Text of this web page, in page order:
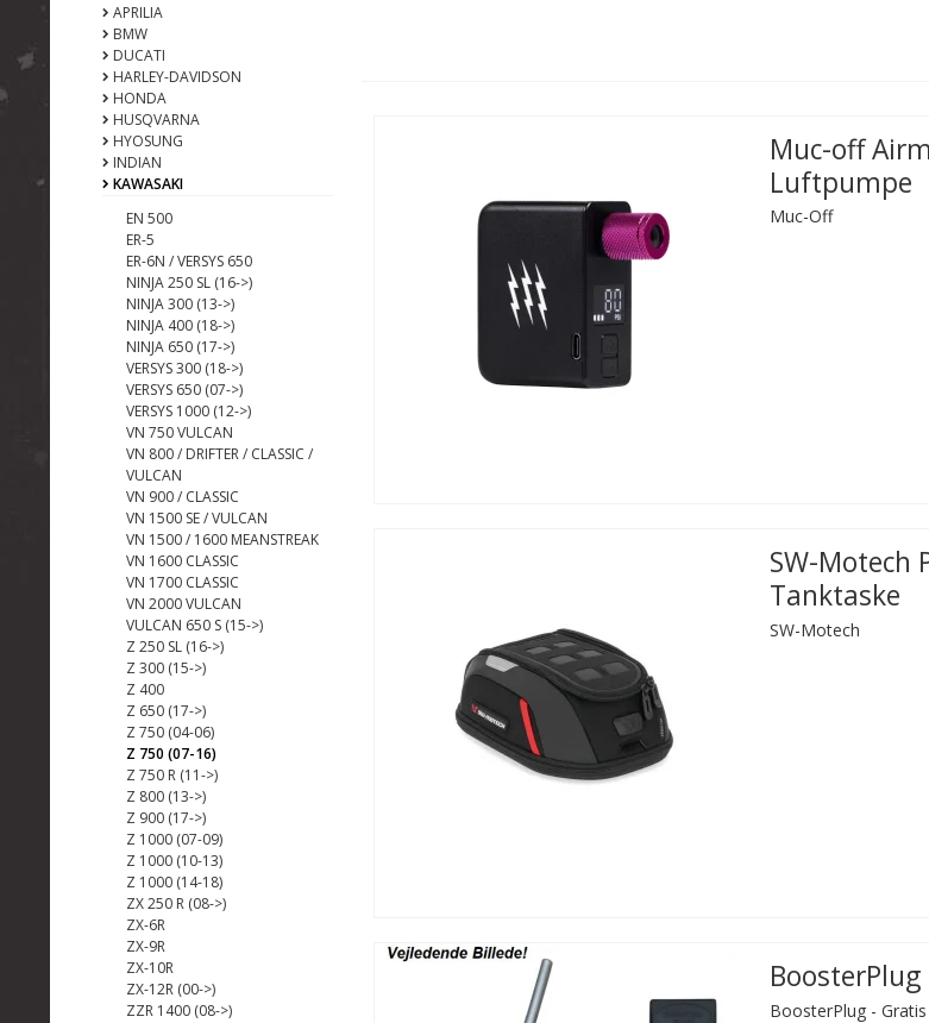
APRILIA
BMW
DUCATI
HARLEY-DAVIDSON
HONDA
HUSQVARNA
HYOSUNG
INDIAN
KAWASAKI
EN 500
ER-5
ER-6N / VERSYS 650
NINJA 250 SL (16->)
NINJA 300 (13->)
NINJA 400 (18->)
NINJA 650 (17->)
VERSYS 300 (18->)
VERSYS 650 (07->)
VERSYS 1000 (12->)
VN 750 VULCAN
VN 800 / DRIFTER / CLASSIC /
VULCAN
VN 900 / CLASSIC
VN 1500 SE / VULCAN
VN 1500 / 1600 MEANSTREAK
VN 1600 CLASSIC
VN 1700 CLASSIC
VN 2000 VULCAN
VULCAN 650 S (15->)
Z 250 SL (16->)
Z 300 (15->)
Z 400
Z 650 (17->)
Z 750 (04-06)
Z 750 (07-16)
Z 750 R (11->)
Z 800 (13->)
Z 900 (17->)
Z 1000 (07-09)
Z 1000 (10-13)
Z 1000 (14-18)
ZX 250 R (08->)
ZX-6R
ZX-9R
ZX-10R
ZX-12R (00->)
ZZR 1400 (08->)
Muc-off
Luftpumpe
Muc-Off
SW-Motech
Tanktaske
SW-Motech
BoosterPlug -